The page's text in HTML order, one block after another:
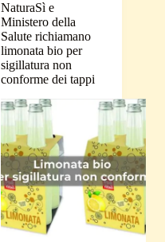
NaturaSì e
Ministero della
Salute richiamano
limonata bio per
sigillatura non
conforme dei tappi